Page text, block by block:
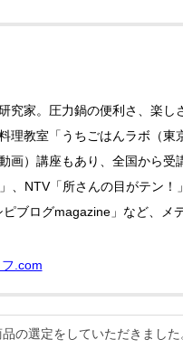
究家。圧力鍋の便利さ、楽し
理教室「うちごはんラボ（東
画）講座もあり、全国から受
、NTV「所さんの目がテン！
ピブログmagazine」など、メ
.com
の選定をしていただきまし